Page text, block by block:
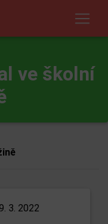
ve školní
3. 2022